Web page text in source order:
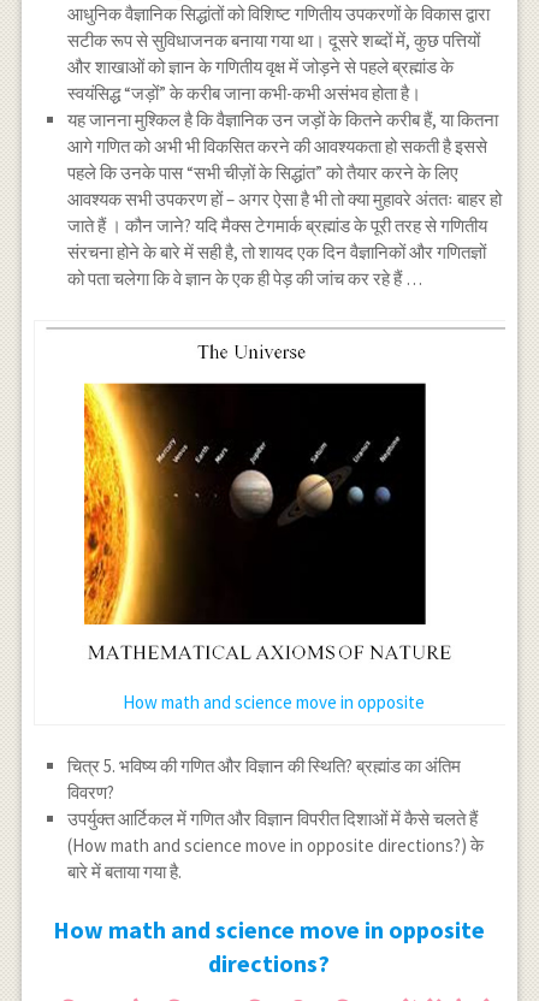
आधुनिक वैज्ञानिक सिद्धांतों को विशिष्ट गणितीय उपकरणों के विकास द्वारा
सटीक रूप से सुविधाजनक बनाया गया था। दूसरे शब्दों में, कुछ पत्तियों
और शाखाओं को ज्ञान के गणितीय वृक्ष में जोड़ने से पहले ब्रह्मांड के
स्वयंसिद्ध “जड़ों” के करीब जाना कभी-कभी असंभव होता है।
यह जानना मुश्किल है कि वैज्ञानिक उन जड़ों के कितने करीब हैं, या कितना
आगे गणित को अभी भी विकसित करने की आवश्यकता हो सकती है इससे
पहले कि उनके पास “सभी चीज़ों के सिद्धांत” को तैयार करने के लिए
आवश्यक सभी उपकरण हों – अगर ऐसा है भी तो क्या मुहावरे अंततः बाहर हो
जाते हैं । कौन जाने? यदि मैक्स टेगमार्क ब्रह्मांड के पूरी तरह से गणितीय
संरचना होने के बारे में सही है, तो शायद एक दिन वैज्ञानिकों और गणितज्ञों
को पता चलेगा कि वे ज्ञान के एक ही पेड़ की जांच कर रहे हैं …
How math and science move in opposite
चित्र 5. भविष्य की गणित और विज्ञान की स्थिति? ब्रह्मांड का अंतिम
विवरण?
उपर्युक्त आर्टिकल में गणित और विज्ञान विपरीत दिशाओं में कैसे चलते हैं
(How math and science move in opposite directions?) के
बारे में बताया गया है.
How math and science move in opposite
directions?